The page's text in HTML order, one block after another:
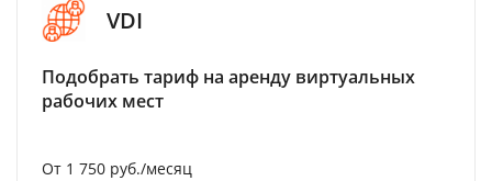
VDI
Подобрать тариф на аренду виртуальных
рабочих мест
От 1 750 руб./месяц